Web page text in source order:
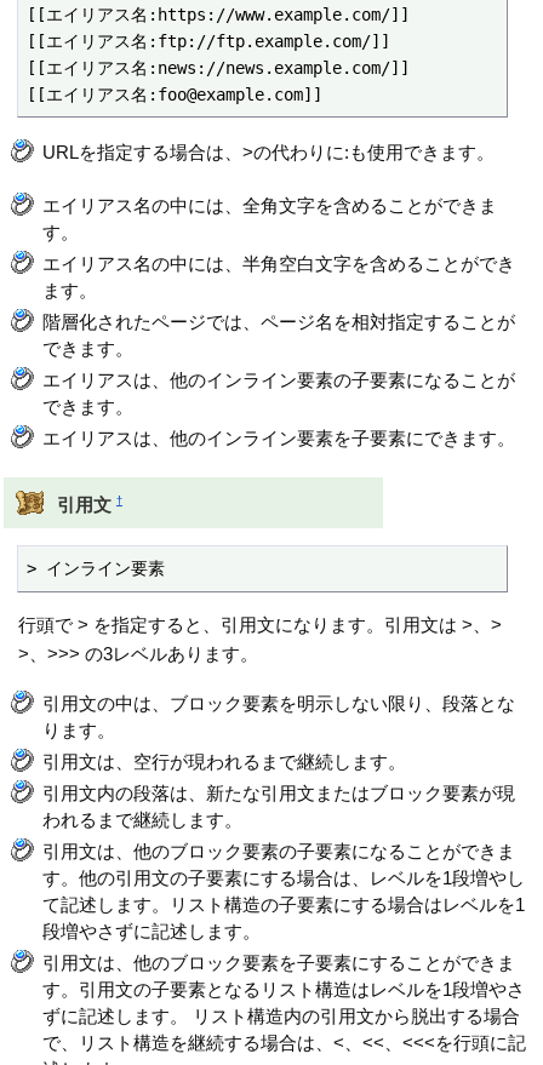
[[エイリアス名:https://www.example.com/]]
[[エイリアス名:ftp://ftp.example.com/]]
[[エイリアス名:news://news.example.com/]]
[[エイリアス名:foo@example.com]]
URLを指定する場合は、>の代わりに:も使用できます。
エイリアス名の中には、全角文字を含めることができま
す。
エイリアス名の中には、半角空白文字を含めることができ
ます。
階層化されたページでは、ページ名を相対指定することが
できます。
エイリアスは、他のインライン要素の子要素になることが
できます。
エイリアスは、他のインライン要素を子要素にできます。
引用文 †
> インライン要素
行頭で > を指定すると、引用文になります。引用文は >、>
>、>>> の3レベルあります。
引用文の中は、ブロック要素を明示しない限り、段落とな
ります。
引用文は、空行が現われるまで継続します。
引用文内の段落は、新たな引用文またはブロック要素が現
われるまで継続します。
引用文は、他のブロック要素の子要素になることができま
す。他の引用文の子要素にする場合は、レベルを1段増やし
て記述します。リスト構造の子要素にする場合はレベルを1
段増やさずに記述します。
引用文は、他のブロック要素を子要素にすることができま
す。引用文の子要素となるリスト構造はレベルを1段増やさ
ずに記述します。 リスト構造内の引用文から脱出する場合
で、リスト構造を継続する場合は、<、<<、<<<を行頭に記